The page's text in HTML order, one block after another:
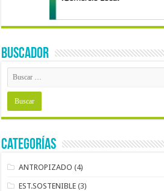
BUSCADOR
Categorías
ANTROPIZADO (4)
EST.SOSTENIBLE (3)